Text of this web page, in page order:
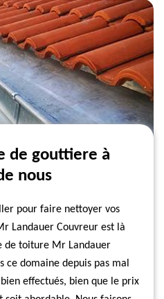
de gouttiere à
nous
pour faire nettoyer vos
Landauer Couvreur est là
de toiture Mr Landauer
ce domaine depuis pas mal
effectués, bien que le prix